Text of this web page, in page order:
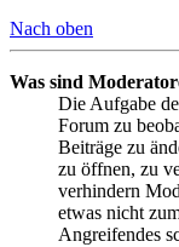
Nach oben
Was sind
Die Aufgabe
Forum zu
Beiträge zu
zu öffnen, zu
verhindern
etwas nicht
Angreifendes